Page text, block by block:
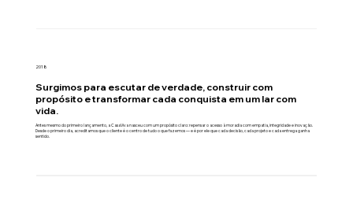
2018
Surgimos para escutar de verdade, construir com
propósito e transformar cada conquista em um lar com
vida.
Antes mesmo do primeiro lançamento, a CasaViva nasceu com um propósito claro: repensar o acesso à moradia com empatia, integridade e inovação.
Desde o primeiro dia, acreditamos que o cliente é o centro de tudo o que fazemos — e é por ele que cada decisão, cada projeto e cada entrega ganha
sentido.